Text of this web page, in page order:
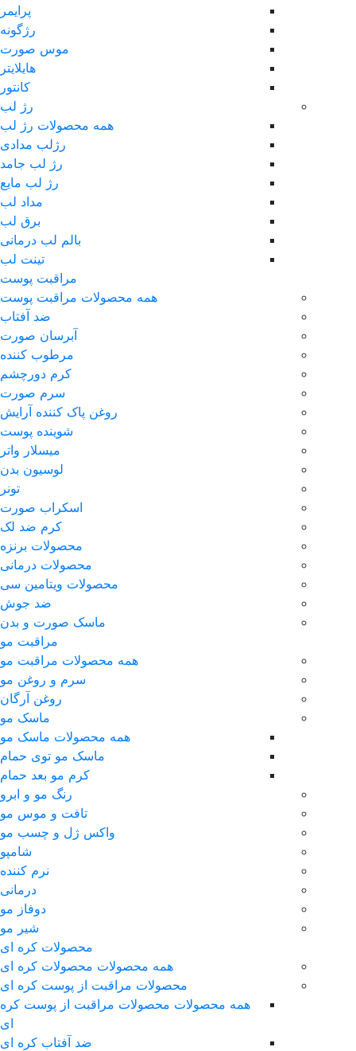
پرایمر
رژگونه
موس صورت
هایلایتر
کانتور
رژ لب
همه محصولات رژ لب
رژلب مدادی
رژ لب جامد
رژ لب مایع
مداد لب
برق لب
بالم لب درمانی
تینت لب
مراقبت پوست
همه محصولات مراقبت پوست
ضد آفتاب
آبرسان صورت
مرطوب کننده
کرم دورچشم
سرم صورت
روغن پاک کننده آرایش
شوینده پوست
میسلار واتر
لوسیون بدن
تونر
اسکراب صورت
کرم ضد لک
محصولات برنزه
محصولات درمانی
محصولات ویتامین سی
ضد جوش
ماسک صورت و بدن
مراقبت مو
همه محصولات مراقبت مو
سرم و روغن مو
روغن آرگان
ماسک مو
همه محصولات ماسک مو
ماسک مو توی حمام
کرم مو بعد حمام
رنگ مو و ابرو
تافت و موس مو
واکس ژل و چسب مو
شامپو
نرم کننده
درمانی
دوفاز مو
شیر مو
محصولات کره ای
همه محصولات محصولات کره ای
محصولات مراقبت از پوست کره ای
همه محصولات محصولات مراقبت از پوست کره
ای
ضد آفتاب کره ای